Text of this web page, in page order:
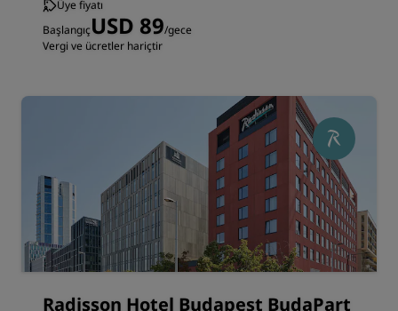
Üye fiyatı
BaşlangıçUSD 89/gece
Vergi ve ücretler hariçtir
Radisson Hotel Budapest BudaPart